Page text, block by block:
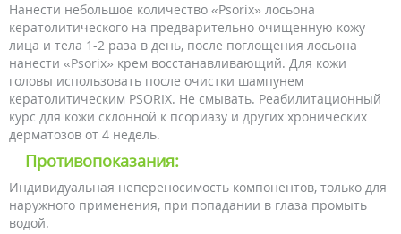
Нанести небольшое количество «Psorix» лосьона
кератолитического на предварительно очищенную кожу
лица и тела 1-2 раза в день, после поглощения лосьона
нанести «Psorix» крем восстанавливающий. Для кожи
головы использовать после очистки шампунем
кератолитическим PSORIX. Не смывать. Реабилитационный
курс для кожи склонной к псориазу и других хронических
дерматозов от 4 недель.
Противопоказания:
Индивидуальная непереносимость компонентов, только для
наружного применения, при попадании в глаза промыть
водой.